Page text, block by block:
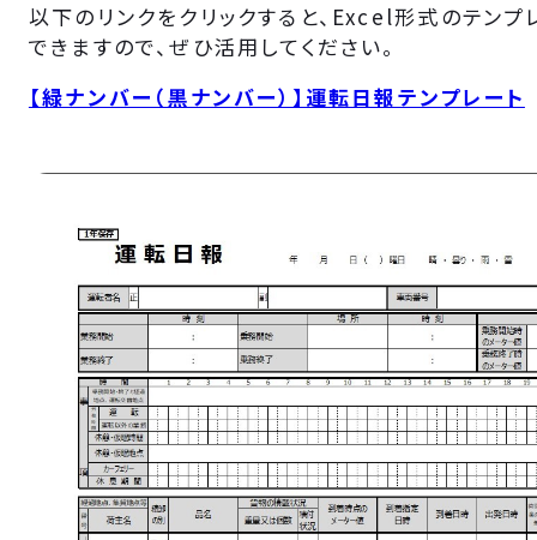
以下のリンクをクリックすると、Excel形式のテン
できますので、ぜひ活用してください。
【緑ナンバー（黒ナンバー）】運転日報テンプレート